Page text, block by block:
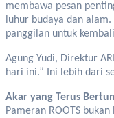
membawa pesan
luhur budaya dan
panggilan untuk
Agung Yudi, Direktur
hari ini.” Ini lebih dari
Akar yang Terus
Pameran ROOTS